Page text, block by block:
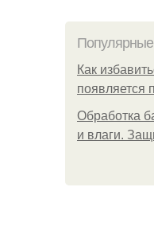
Как
появляется
Обработка
и влаги.